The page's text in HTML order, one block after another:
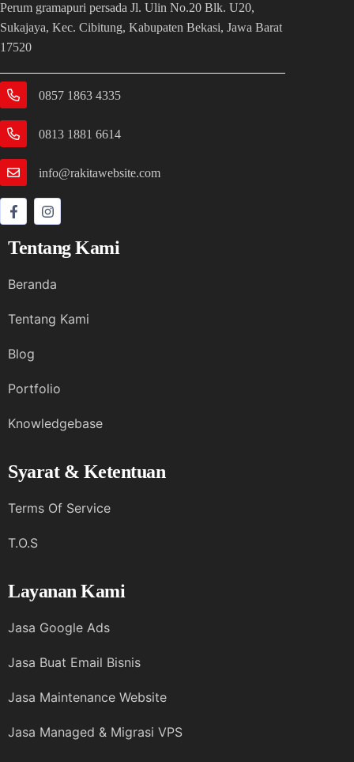
Perum gramapuri persada Jl. Ulin No.20 Blk. U20,
Sukajaya, Kec. Cibitung, Kabupaten Bekasi, Jawa Barat
17520
0857 1863 4335
0813 1881 6614
info@rakitawebsite.com
Tentang Kami
Beranda
Tentang Kami
Blog
Portfolio
Knowledgebase
Syarat & Ketentuan
Terms Of Service
T.O.S
Layanan Kami
Jasa Google Ads
Jasa Buat Email Bisnis
Jasa Maintenance Website
Jasa Managed & Migrasi VPS